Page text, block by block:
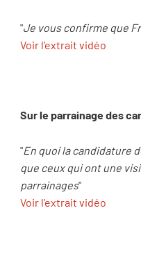
"Je vous confirme que
Voir l'extrait vidéo
Sur le parrainage des
"En quoi la candidature
que ceux qui ont une
parrainages"
Voir l'extrait vidéo